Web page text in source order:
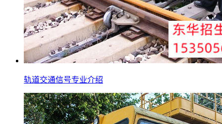
轨道交通信号专业介绍